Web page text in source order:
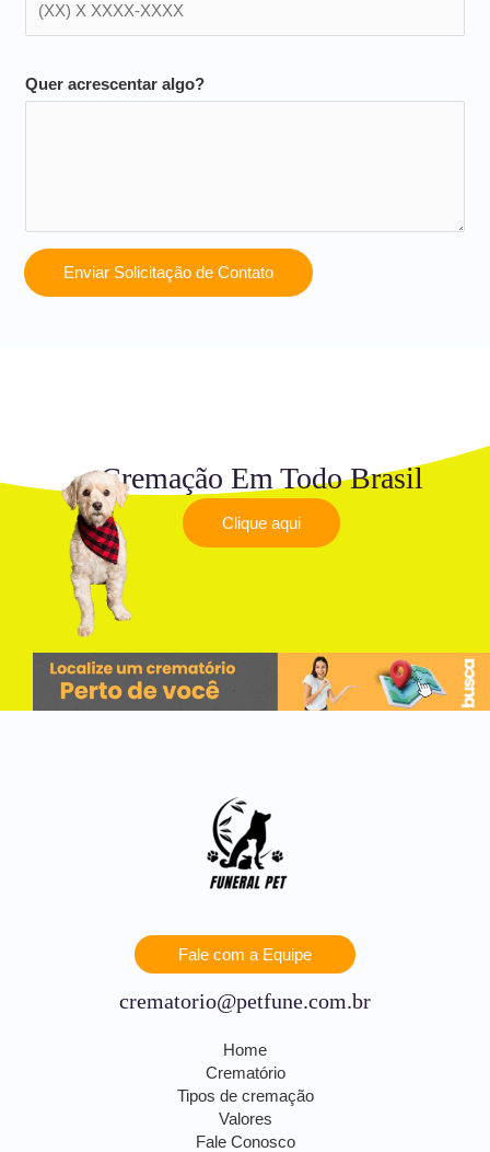
Quer acrescentar algo?
Enviar Solicitação de Contato
Cremação Em Todo Brasil
Clique aqui
Fale com a Equipe
crematorio@petfune.com.br
Home
Crematório
Tipos de cremação
Valores
Fale Conosco